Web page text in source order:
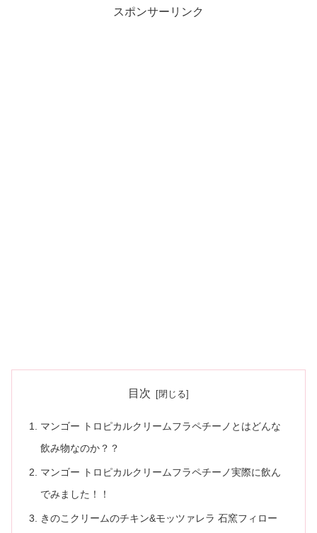
スポンサーリンク
目次
マンゴー トロピカルクリームフラペチーノとはどんな
飲み物なのか？？
マンゴー トロピカルクリームフラペチーノ実際に飲ん
でみました！！
きのこクリームのチキン&モッツァレラ 石窯フィロー